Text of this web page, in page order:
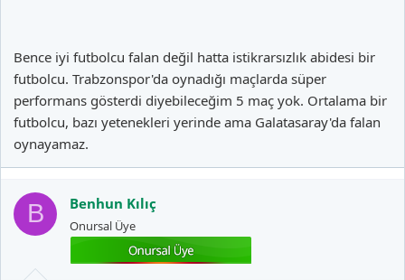
Bence iyi futbolcu falan değil hatta istikrarsızlık abidesi bir
futbolcu. Trabzonspor'da oynadığı maçlarda süper
performans gösterdi diyebileceğim 5 maç yok. Ortalama bir
futbolcu, bazı yetenekleri yerinde ama Galatasaray'da falan
oynayamaz.
B Benhun Kılıç
Onursal Üye